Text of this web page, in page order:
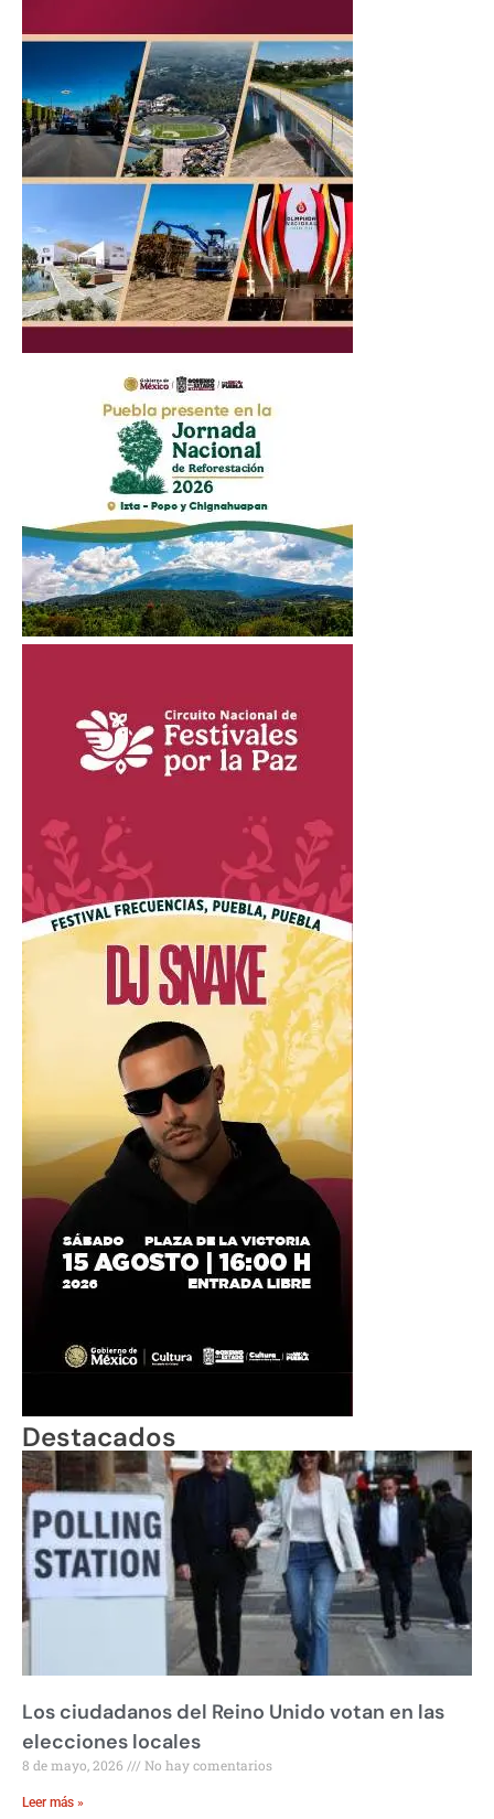
Destacados
Los ciudadanos del Reino Unido votan en las
elecciones locales
8 de mayo, 2026 No hay comentarios
Leer más »